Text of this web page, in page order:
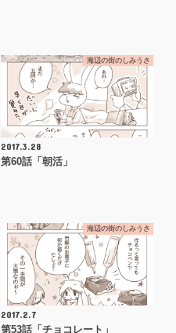
海辺の街のしみうさ
2017.3.28
第60話「朝活」
海辺の街のしみうさ
2017.2.7
第53話「チョコレート」